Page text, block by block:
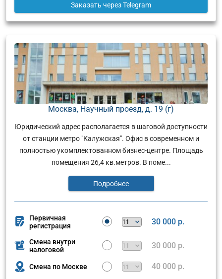
Заказать через Telegram
Москва, Научный проезд, д. 19 (г)
Юридический адрес располагается в шаговой доступности
от станции метро "Калужская". Офис в современном и
полностью укомплектованном бизнес-центре. Площадь
помещения 26,4 кв.метров. В поме...
Подробнее
Первичная
регистрация
30 000 р.
Смена внутри
налоговой
30 000 р.
Смена по Москве 40 000 р.